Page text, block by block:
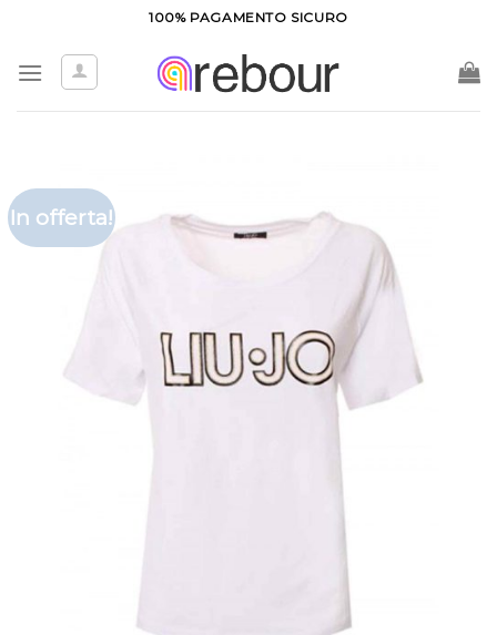
contenuti
100% PAGAMENTO SICURO
In offerta!